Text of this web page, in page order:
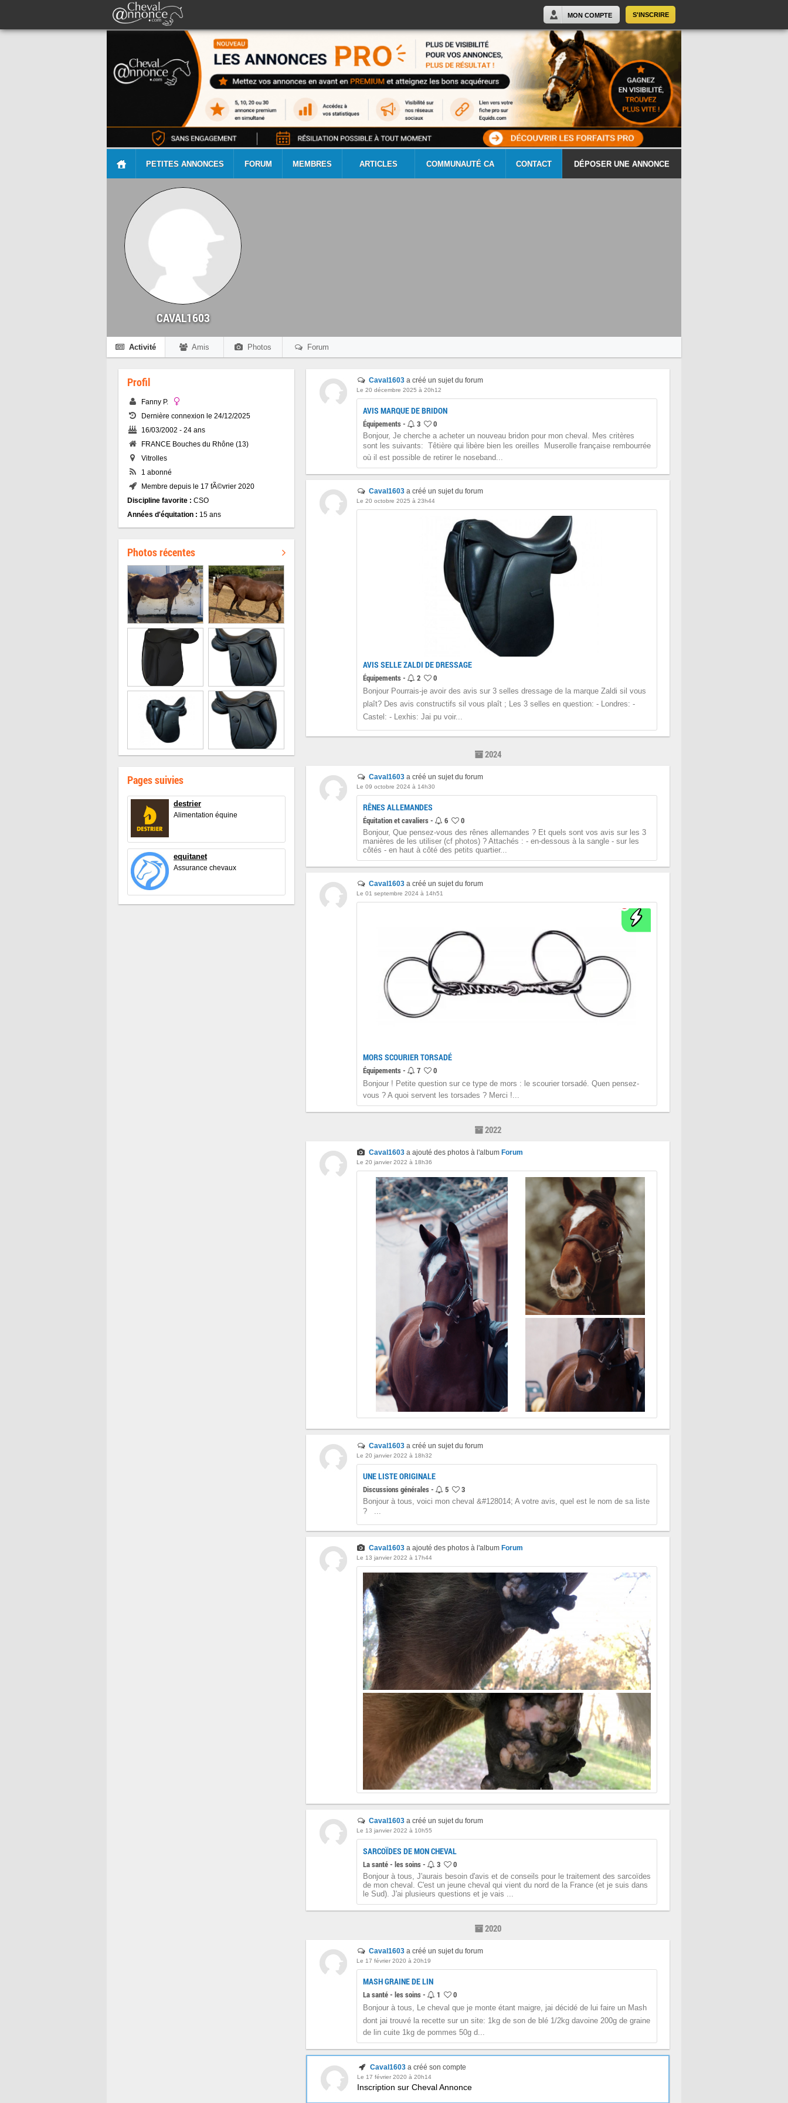
S'INSCRIRE
MON COMPTE
PETITES ANNONCES FORUM MEMBRES ARTICLES COMMUNAUTÉ CA CONTACT DÉPOSER UNE ANNONCE
CAVAL1603
Activité Amis Photos Forum
Profil
Fanny P.
Dernière connexion le 24/12/2025
16/03/2002 - 24 ans
FRANCE Bouches du Rhône (13)
Vitrolles
1 abonné
Membre depuis le 17 fÃ©vrier 2020
Discipline favorite : CSO
Années d'équitation : 15 ans
Photos récentes
Pages suivies
destrier
Alimentation équine
equitanet
Assurance chevaux
Caval1603 a créé un sujet du forum
Le 20 décembre 2025 à 20h12
AVIS MARQUE DE BRIDON
Équipements - 3 0
Bonjour, Je cherche a acheter un nouveau bridon pour mon cheval. Mes critères
sont les suivants:  Têtière qui libère bien les oreilles  Muserolle française rembourrée
où il est possible de retirer le noseband...
Caval1603 a créé un sujet du forum
Le 20 octobre 2025 à 23h44
AVIS SELLE ZALDI DE DRESSAGE
Équipements - 2 0
Bonjour Pourrais-je avoir des avis sur 3 selles dressage de la marque Zaldi sil vous
plaît? Des avis constructifs sil vous plaît ; Les 3 selles en question: - Londres: -
Castel: - Lexhis: Jai pu voir...
2024
Caval1603 a créé un sujet du forum
Le 09 octobre 2024 à 14h30
RÊNES ALLEMANDES
Équitation et cavaliers - 6 0
Bonjour, Que pensez-vous des rênes allemandes ? Et quels sont vos avis sur les 3
manières de les utiliser (cf photos) ? Attachés : - en-dessous à la sangle - sur les
côtés - en haut à côté des petits quartier...
Caval1603 a créé un sujet du forum
Le 01 septembre 2024 à 14h51
MORS SCOURIER TORSADÉ
Équipements - 7 0
Bonjour ! Petite question sur ce type de mors : le scourier torsadé. Quen pensez-
vous ? A quoi servent les torsades ? Merci !...
2022
Caval1603 a ajouté des photos à l'album Forum
Le 20 janvier 2022 à 18h36
Caval1603 a créé un sujet du forum
Le 20 janvier 2022 à 18h32
UNE LISTE ORIGINALE
Discussions générales - 5 3
Bonjour à tous, voici mon cheval &#128014; A votre avis, quel est le nom de sa liste
?   ...
Caval1603 a ajouté des photos à l'album Forum
Le 13 janvier 2022 à 17h44
Caval1603 a créé un sujet du forum
Le 13 janvier 2022 à 10h55
SARCOÏDES DE MON CHEVAL
La santé - les soins - 3 0
Bonjour à tous, J'aurais besoin d'avis et de conseils pour le traitement des sarcoïdes
de mon cheval. C'est un jeune cheval qui vient du nord de la France (et je suis dans
le Sud). J'ai plusieurs questions et je vais ...
2020
Caval1603 a créé un sujet du forum
Le 17 février 2020 à 20h19
MASH GRAINE DE LIN
La santé - les soins - 1 0
Bonjour à tous, Le cheval que je monte étant maigre, jai décidé de lui faire un Mash
dont jai trouvé la recette sur un site: 1kg de son de blé 1/2kg davoine 200g de graine
de lin cuite 1kg de pommes 50g d...
Caval1603a créé son compte
Le 17 février 2020 à 20h14
Inscription sur Cheval Annonce